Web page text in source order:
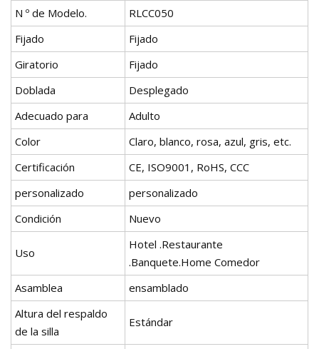
N º de Modelo.
RLCC050
Fijado
Fijado
Giratorio
Fijado
Doblada
Desplegado
Adecuado para
Adulto
Color
Claro, blanco, rosa, azul, gris, etc.
Certificación
CE, ISO9001, RoHS, CCC
personalizado
personalizado
Condición
Nuevo
Uso
Hotel .Restaurante
.Banquete.Home Comedor
Asamblea
ensamblado
Altura del respaldo
de la silla
Estándar